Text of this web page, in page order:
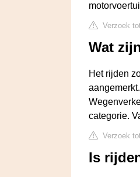
Verzoek
Wat
Het rijden
categorie.
Verzoek
Is